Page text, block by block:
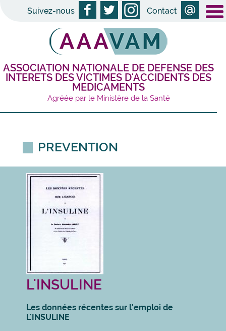
Suivez-nous Contact
ASSOCIATION NATIONALE DE DEFENSE DES
INTERETS DES VICTIMES D'ACCIDENTS DES
MEDICAMENTS
Agréée par le Ministère de la Santé
PREVENTION
L'INSULINE
Les données récentes sur l'emploi de
L'INSULINE